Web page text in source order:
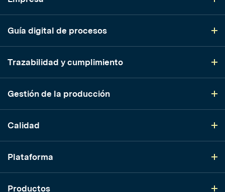
Guía digital de procesos
Trazabilidad y cumplimiento
Gestión de la producción
Calidad
Plataforma
Productos